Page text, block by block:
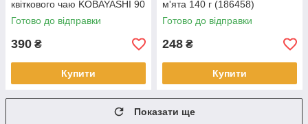
квіткового чаю KOBAYASHI 90
г (03643)
Готово до відправки
390 ₴
Купити
м'ята 140 г (186458)
Готово до відправки
248 ₴
Купити
Показати ще